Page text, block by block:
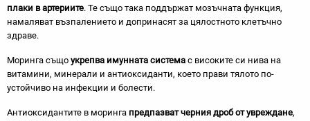
плаки в артериите. Те също така поддържат мозъчната функция,
намаляват възпалението и допринасят за цялостното клетъчно
здраве.
Моринга също укрепва имунната система с високите си нива на
витамини, минерали и антиоксиданти, което прави тялото по-
устойчиво на инфекции и болести.
Антиоксидантите в моринга предпазват черния дроб от увреждане,